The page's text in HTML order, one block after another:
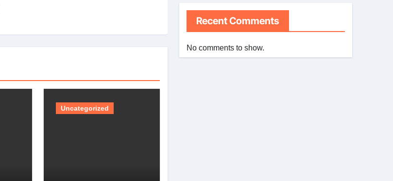
Uncategorized
Recent Comments
No comments to show.